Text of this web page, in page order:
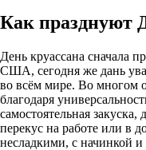
Как празднуют
День круассана сначала
США, сегодня же дань
во всём мире. Во многом
благодаря
самостоятельная
перекус на работе или в
несладкими, с начинкой